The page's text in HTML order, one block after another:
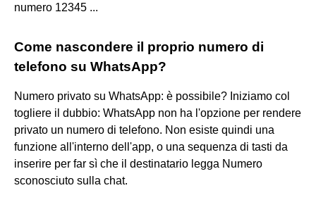
numero 12345 ...
Come nascondere il proprio numero di
telefono su WhatsApp?
Numero privato su WhatsApp: è possibile? Iniziamo col
togliere il dubbio: WhatsApp non ha l'opzione per rendere
privato un numero di telefono. Non esiste quindi una
funzione all'interno dell'app, o una sequenza di tasti da
inserire per far sì che il destinatario legga Numero
sconosciuto sulla chat.